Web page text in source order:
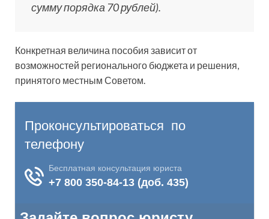
сумму порядка 70 рублей).
Конкретная величина пособия зависит от
возможностей регионального бюджета и решения,
принятого местным Советом.